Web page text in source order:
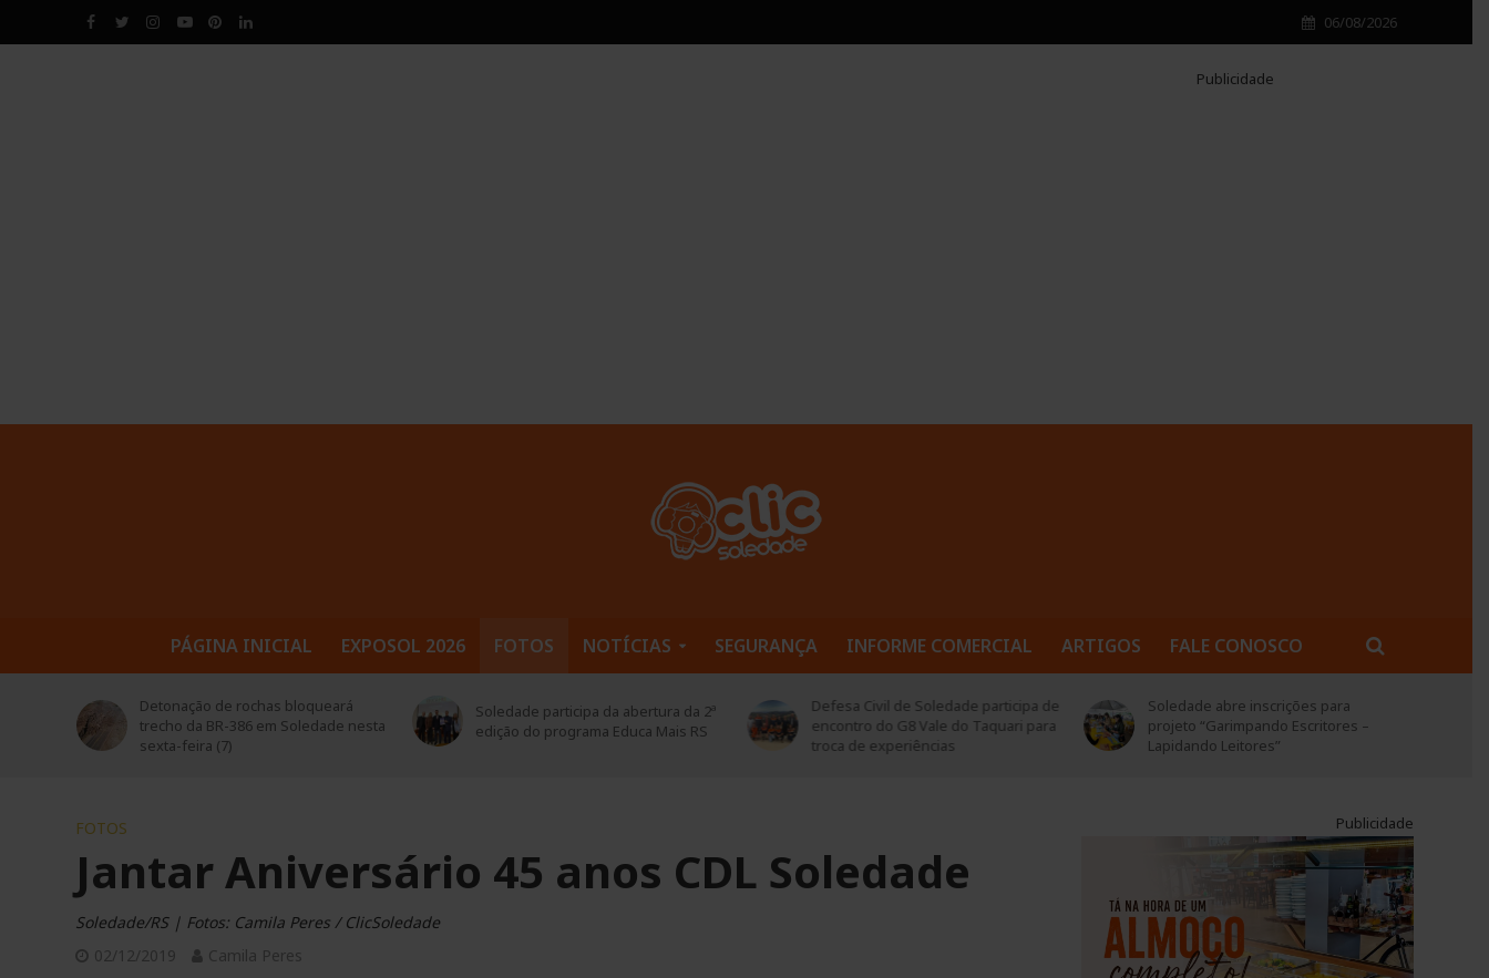
06/08/2026
Publicidade
PÁGINA INICIAL EXPOSOL 2026 FOTOS NOTÍCIAS SEGURANÇA INFORME COMERCIAL ARTIGOS FALE CONOSCO
Detonação de rochas bloqueará
trecho da BR-386 em Soledade nesta
sexta-feira (7)
Soledade participa da abertura da 2ª
edição do programa Educa Mais RS
Defesa Civil de Soledade participa de
encontro do G8 Vale do Taquari para
troca de experiências
Soledade abre inscrições para
projeto “Garimpando Escritores –
Lapidando Leitores”
FOTOS
Jantar Aniversário 45 anos CDL Soledade
Soledade/RS | Fotos: Camila Peres / ClicSoledade
02/12/2019
Camila Peres
Publicidade